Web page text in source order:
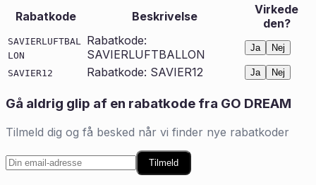
Rabatkode Beskrivelse
Virkede
den?
SAVIERLUFTBAL
LON
Rabatkode:
SAVIERLUFTBALLON
Ja Nej
SAVIER12 Rabatkode: SAVIER12 Ja Nej
Gå aldrig glip af en rabatkode fra GO DREAM
Tilmeld dig og få besked når vi finder nye rabatkoder
Tilmeld